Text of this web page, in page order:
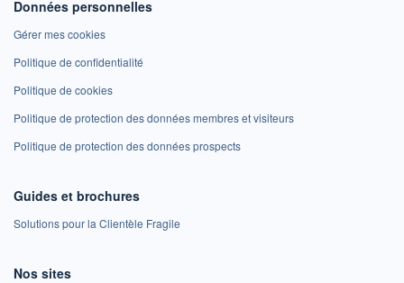
Données personnelles
Gérer mes cookies
Politique de confidentialité
Politique de cookies
Politique de protection des données membres et visiteurs
Politique de protection des données prospects
Guides et brochures
Solutions pour la Clientèle Fragile
Nos sites